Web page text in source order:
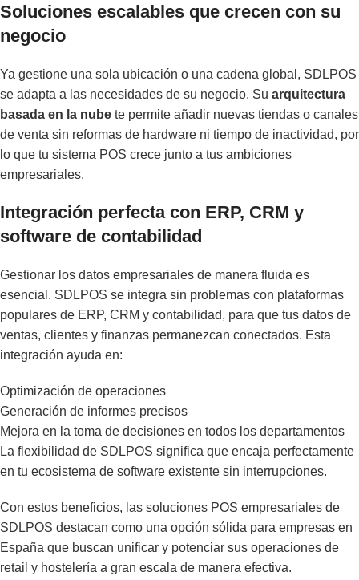
Soluciones escalables que crecen con su
negocio
Ya gestione una sola ubicación o una cadena global, SDLPOS
se adapta a las necesidades de su negocio. Su arquitectura
basada en la nube te permite añadir nuevas tiendas o canales
de venta sin reformas de hardware ni tiempo de inactividad, por
lo que tu sistema POS crece junto a tus ambiciones
empresariales.
Integración perfecta con ERP, CRM y
software de contabilidad
Gestionar los datos empresariales de manera fluida es
esencial. SDLPOS se integra sin problemas con plataformas
populares de ERP, CRM y contabilidad, para que tus datos de
ventas, clientes y finanzas permanezcan conectados. Esta
integración ayuda en:
Optimización de operaciones
Generación de informes precisos
Mejora en la toma de decisiones en todos los departamentos
La flexibilidad de SDLPOS significa que encaja perfectamente
en tu ecosistema de software existente sin interrupciones.
Con estos beneficios, las soluciones POS empresariales de
SDLPOS destacan como una opción sólida para empresas en
España que buscan unificar y potenciar sus operaciones de
retail y hostelería a gran escala de manera efectiva.